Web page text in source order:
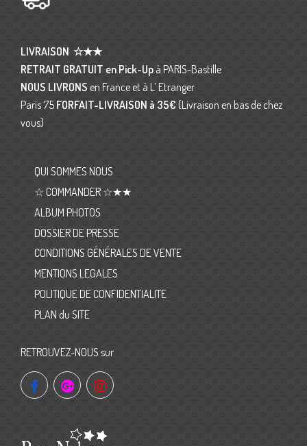
LIVRAISON ☆★★
RETRAIT GRATUIT en Pick-Up à PARIS-Bastille
NOUS LIVRONS en France et à L’ Etranger
Paris 75 FORFAIT-LIVRAISON à 35€ (Livraison en bas de chez
vous)
QUI SOMMES NOUS
☆ COMMANDER ☆★★
ALBUM PHOTOS
DOSSIER DE PRESSE
CONDITIONS GÉNÉRALES DE VENTE
MENTIONS LEGALES
POLITIQUE DE CONFIDENTIALITE
PLAN du SITE
RETROUVEZ-NOUS sur